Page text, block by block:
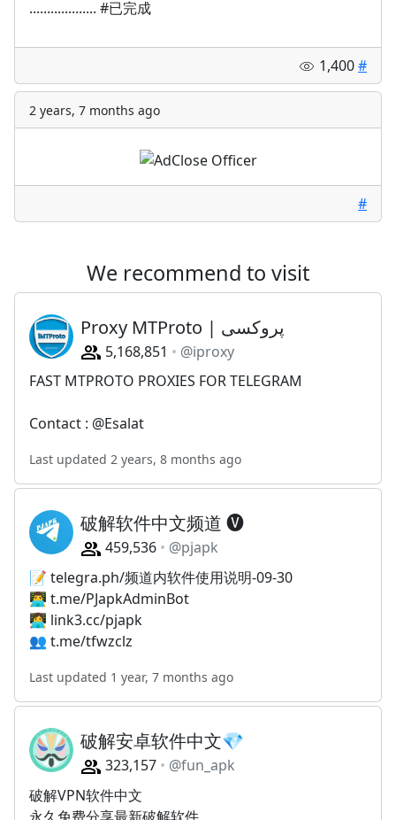
................... #已完成
1,400#
2 years, 7 months ago
#
We recommend to visit
Proxy MTProto | پروکسی
5,168,851
@iproxy
FAST MTPROTO PROXIES FOR TELEGRAM
Contact : @Esalat
Last updated 2 years, 8 months ago
破解软件中文频道 🅥
459,536
@pjapk
📝 telegra.ph/频道内软件使用说明-09-30
👨‍💻 t.me/PJapkAdminBot
👩‍💻 link3.cc/pjapk
👥 t.me/tfwzclz
Last updated 1 year, 7 months ago
破解安卓软件中文💎
323,157
@fun_apk
破解VPN软件中文